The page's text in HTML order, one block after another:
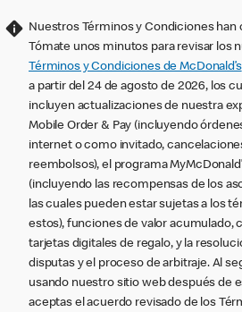
Nuestros Términos y Condiciones han
Tómate unos minutos para revisar los
Términos y Condiciones de McDonald’s
a partir del 24 de agosto de 2026, los
incluyen actualizaciones de nuestra
Mobile Order & Pay (incluyendo
internet o como invitado,
reembolsos), el programa
(incluyendo las recompensas de los
las cuales pueden estar sujetas a los
estos), funciones de valor acumulado,
tarjetas digitales de regalo, y la
disputas y el proceso de arbitraje. Al
usando nuestro sitio web después de
aceptas el acuerdo revisado de los